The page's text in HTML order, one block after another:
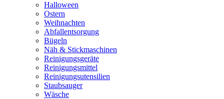
Halloween
Ostern
Weihnachten
Abfallentsorgung
Bügeln
Näh & Stickmaschinen
Reinigungsgeräte
Reinigungsmittel
Reinigungsutensilien
Staubsauger
Wäsche